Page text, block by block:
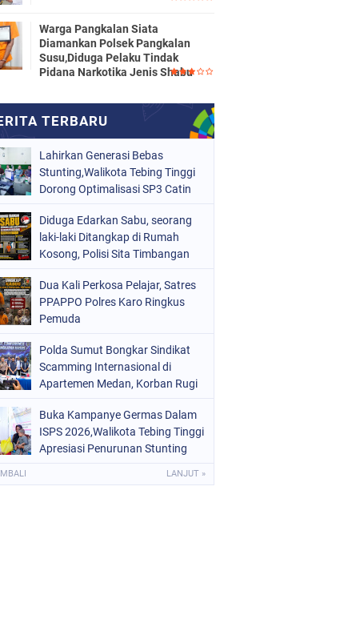
Warga Pangkalan Siata
Diamankan Polsek Pangkalan
Susu,Diduga Pelaku Tindak
Pidana Narkotika Jenis Shabu
Lahirkan Generasi Bebas
Stunting,Walikota Tebing Tinggi
Dorong Optimalisasi SP3 Catin
Diduga Edarkan Sabu, seorang
laki-laki Ditangkap di Rumah
Kosong, Polisi Sita Timbangan
Dua Kali Perkosa Pelajar, Satres
PPAPPO Polres Karo Ringkus
Pemuda
Polda Sumut Bongkar Sindikat
Scamming Internasional di
Apartemen Medan, Korban Rugi
Buka Kampanye Germas Dalam
ISPS 2026,Walikota Tebing Tinggi
Apresiasi Penurunan Stunting
LANJUT »